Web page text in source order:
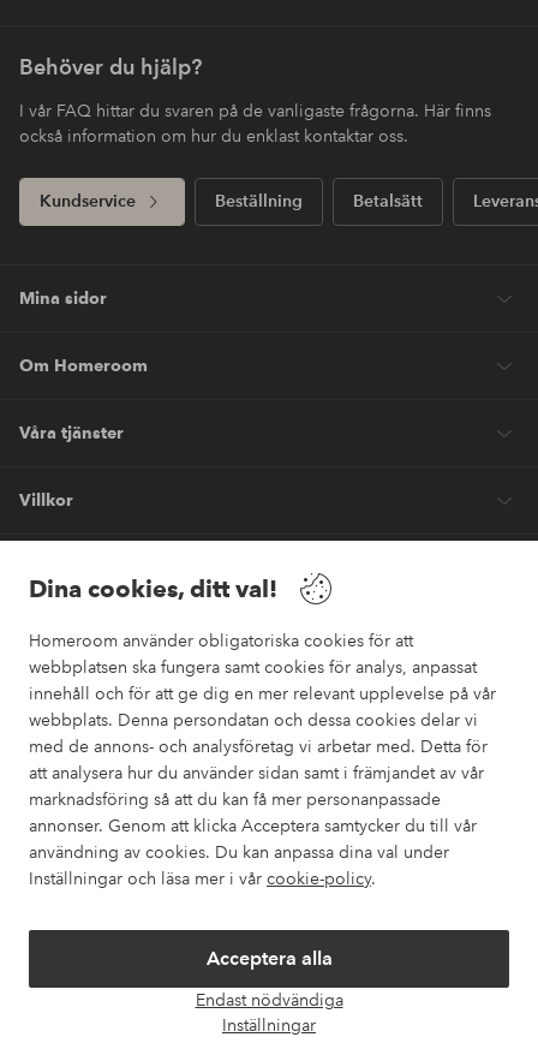
Dina cookies, ditt val!
Homeroom använder obligatoriska cookies för att
webbplatsen ska fungera samt cookies för analys, anpassat
innehåll och för att ge dig en mer relevant upplevelse på vår
webbplats. Denna persondatan och dessa cookies delar vi
med de annons- och analysföretag vi arbetar med. Detta för
att analysera hur du använder sidan samt i främjandet av vår
marknadsföring så att du kan få mer personanpassade
annonser. Genom att klicka Acceptera samtycker du till vår
användning av cookies. Du kan anpassa dina val under
Inställningar och läsa mer i vår cookie-policy.
Acceptera alla
Endast nödvändiga
Inställningar
Behöver du hjälp?
I vår FAQ hittar du svaren på de vanligaste frågorna. Här finns
också information om hur du enklast kontaktar oss.
Kundservice Beställning Betalsätt
Mina sidor
Om Homeroom
Våra tjänster
Villkor
Säkra betalningar
Vill du veta mer om våra betalalternativ ?
elpy